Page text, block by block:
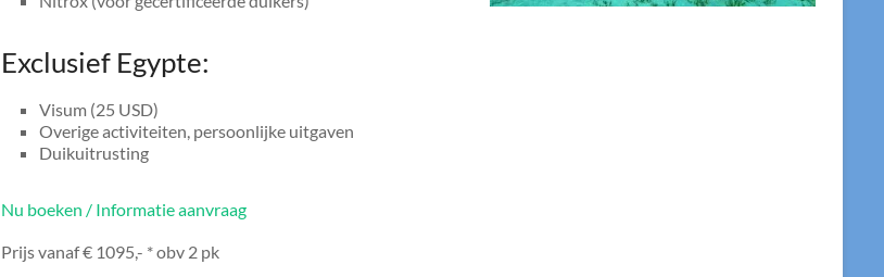
Exclusief Egypte:
Visum (25 USD)
Overige activiteiten, persoonlijke uitgaven
Duikuitrusting
Nu boeken / Informatie aanvraag
Prijs vanaf € 1095,- * obv 2 pk